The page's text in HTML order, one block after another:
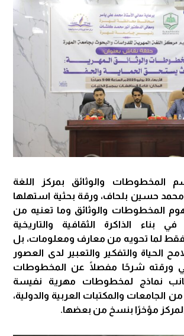
المخطوطات والوثائق بمركز اللغة
محمد حسين بلحاف، ورقة بحثية استهلها
المخطوطات والوثائق وما تعنيه من
بناء الذاكرة الثقافية والتاريخية
لما تحويه من معارف ومعلومات، بل
الحياة والتفكير والتعبير لدى العصور
في ورقته شرحًا مفصلًا عن المخطوطات
جانب نماذج لمخطوطات مهرية نفيسة
والمكتبات العربية والدولية،
المركز مؤخرًا بنسخ من بعضها.